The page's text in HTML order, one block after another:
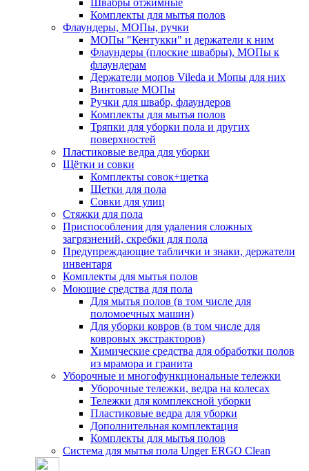
Швабры отжимные
Комплекты для мытья полов
Флаундеры, МОПы, ручки
МОПы "Кентукки" и держатели к ним
Флаундеры (плоские швабры), МОПы к
флаундерам
Держатели мопов Vileda и Мопы для них
Винтовые МОПы
Ручки для швабр, флаундеров
Комплекты для мытья полов
Тряпки для уборки пола и других
поверхностей
Пластиковые ведра для уборки
Щётки и совки
Комплекты совок+щетка
Щетки для пола
Совки для улиц
Стяжки для пола
Приспособления для удаления сложных
загрязнений, скребки для пола
Предупреждающие таблички и знаки, держатели
инвентаря
Комплекты для мытья полов
Моющие средства для пола
Для мытья полов (в том числе для
поломоечных машин)
Для уборки ковров (в том числе для
ковровых экстракторов)
Химические средства для обработки полов
из мрамора и гранита
Уборочные и многофункциональные тележки
Уборочные тележки, ведра на колесах
Тележки для комплексной уборки
Пластиковые ведра для уборки
Дополнительная комплектация
Комплекты для мытья полов
Система для мытья пола Unger ERGO Clean